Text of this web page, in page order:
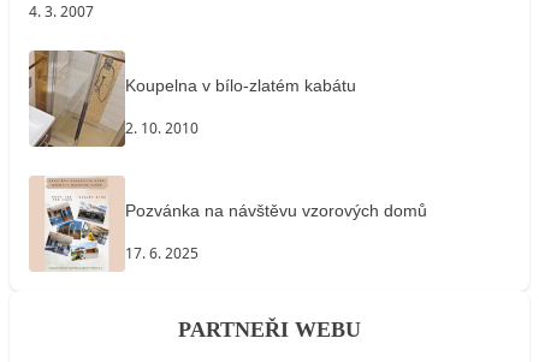
4. 3. 2007
Koupelna v bílo-zlatém kabátu
2. 10. 2010
Pozvánka na návštěvu vzorových domů
17. 6. 2025
PARTNEŘI WEBU